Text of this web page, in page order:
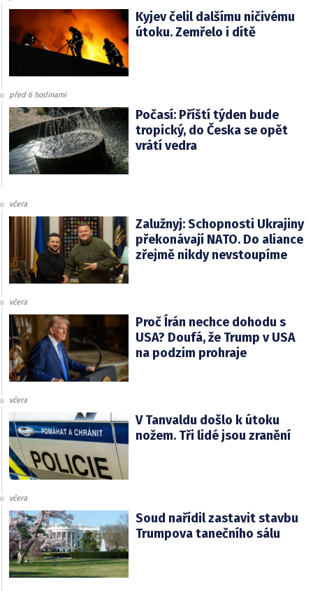
Kyjev čelil dalšímu ničivému
útoku. Zemřelo i dítě
před 6 hodinami
Počasí: Příští týden bude
tropický, do Česka se opět
vrátí vedra
včera
Zalužnyj: Schopnosti Ukrajiny
překonávají NATO. Do aliance
zřejmě nikdy nevstoupíme
včera
Proč Írán nechce dohodu s
USA? Doufá, že Trump v USA
na podzim prohraje
včera
V Tanvaldu došlo k útoku
nožem. Tři lidé jsou zranění
včera
Soud nařídil zastavit stavbu
Trumpova tanečního sálu